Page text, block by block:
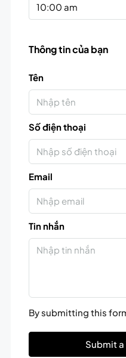
10:00 am
Thông tin của bạn
Tên
Số điện thoại
Email
Tin nhắn
By submitting this
Submit a